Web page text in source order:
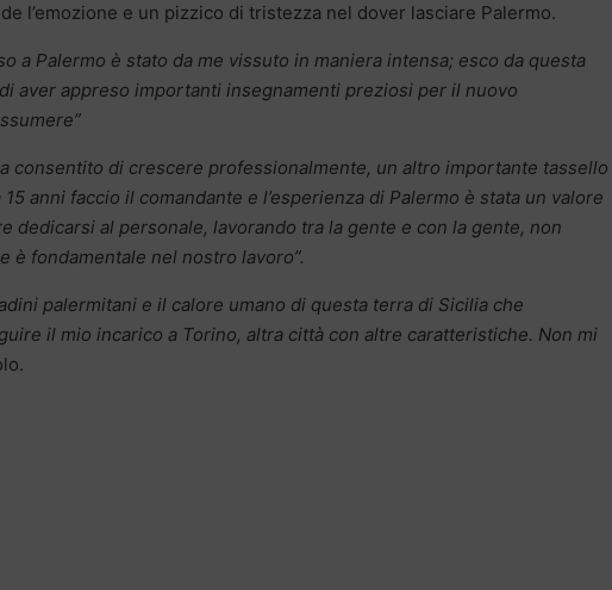
l’emozione e un pizzico di tristezza nel dover lasciare Palermo.
a Palermo è stato da me vissuto in maniera intensa; esco da questa
aver appreso importanti insegnamenti preziosi per il nuovo
consentito di crescere professionalmente, un altro importante tassello
anni faccio il comandante e l’esperienza di Palermo è stata un valore
dedicarsi al personale, lavorando tra la gente e con la gente, non
è fondamentale nel nostro lavoro”.
palermitani e il calore umano di questa terra di Sicilia che
il mio incarico a Torino, altra città con altre caratteristiche. Non mi